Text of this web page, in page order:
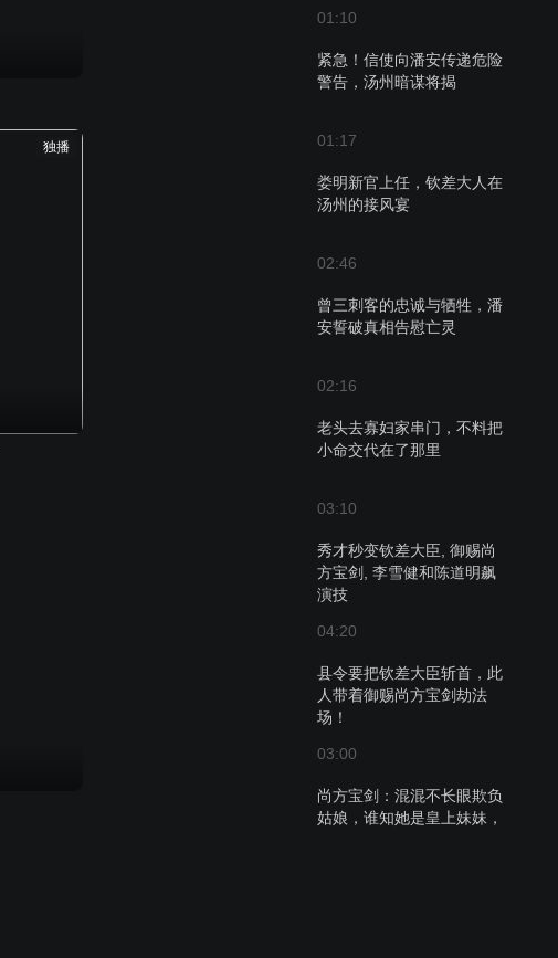
01:10
紧急！信使向潘安传递危险
警告，汤州暗谋将揭
01:17
娄明新官上任，钦差大人在
汤州的接风宴
02:46
曾三刺客的忠诚与牺牲，潘
安誓破真相告慰亡灵
02:16
老头去寡妇家串门，不料把
小命交代在了那里
03:10
秀才秒变钦差大臣, 御赐尚
方宝剑, 李雪健和陈道明飙
演技
04:20
县令要把钦差大臣斩首，此
人带着御赐尚方宝剑劫法
场！
03:00
尚方宝剑：混混不长眼欺负
姑娘，谁知她是皇上妹妹，
独播